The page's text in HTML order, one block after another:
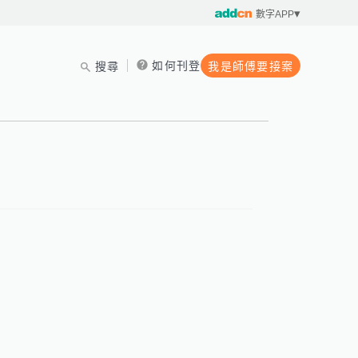
數字APP
搜尋 如何刊登 我是師傅要接案